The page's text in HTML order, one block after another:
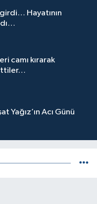
Hayatının
camı kırarak
Yağız’ın Acı Günü